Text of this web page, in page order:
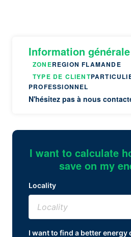
Information générale
ZONEREGION FLAMANDE
TYPE DE CLIENT
PROFESSIONNEL
N'hésitez pas à nous
I want to calculate
save on my
Locality
I want to find a better energy